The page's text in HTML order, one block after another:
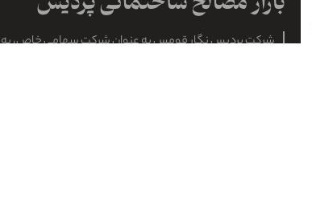
شرکت پردیس نگار قومس به عنوان شرکت سهامی خاص، به